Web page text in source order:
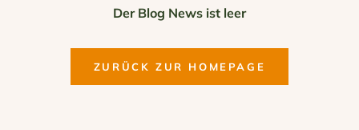
Der Blog News ist leer
ZURÜCK ZUR HOMEPAGE